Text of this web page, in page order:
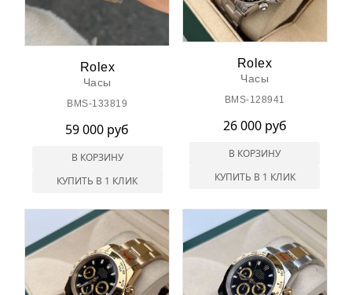
Rolex
Часы
BMS-133819
59 000 руб
В КОРЗИНУ
КУПИТЬ В 1 КЛИК
Rolex
Часы
BMS-128941
26 000 руб
В КОРЗИНУ
КУПИТЬ В 1 КЛИК